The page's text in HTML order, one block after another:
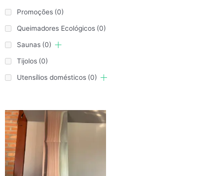
Promoções (0)
Queimadores Ecológicos (0)
Saunas (0)
Tijolos (0)
Utensílios domésticos (0)